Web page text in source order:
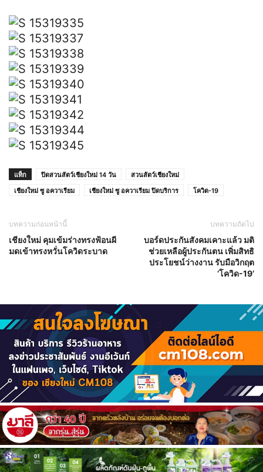
แท็ก ปิดสวนสัตว์เชียงใหม่ 14 วัน
สวนสัตว์เชียงใหม่
เชียงใหม่ ซู อควาเรียม
เชียงใหม่ ซู อควาเรียม ปิดบริการ โควิด-19
บทความก่อนหน้านี้
เชียงใหม่ คุมเข้มร่างทรงฟ้อนผี
มดเข้าทรงหวั่นโควิดระบาด
บทความถัดไป
บอร์ดประกันสังคมเคาะแล้ว มติ
ช่วยเหลือผู้ประกันตน เพิ่มสิทธิ
ประโยชน์ว่างงาน รับมือวิกฤต
‘โควิด-19’